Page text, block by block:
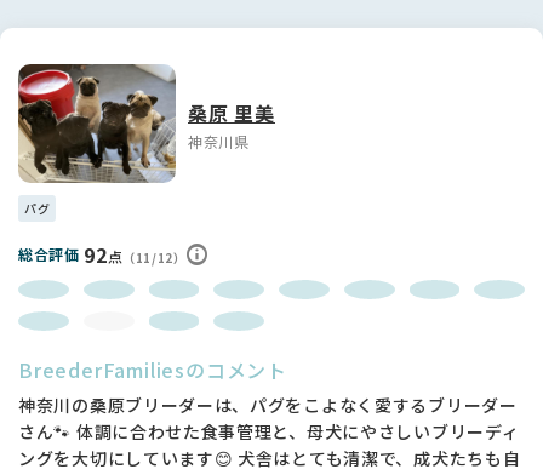
桑原 里美
神奈川県
パグ
総合評価 92点 （11/12）
BreederFamiliesのコメント
神奈川の桑原ブリーダーは、パグをこよなく愛するブリーダー
さん🐾 体調に合わせた食事管理と、母犬にやさしいブリーディ
ングを大切にしています😊 犬舎はとても清潔で、成犬たちも自